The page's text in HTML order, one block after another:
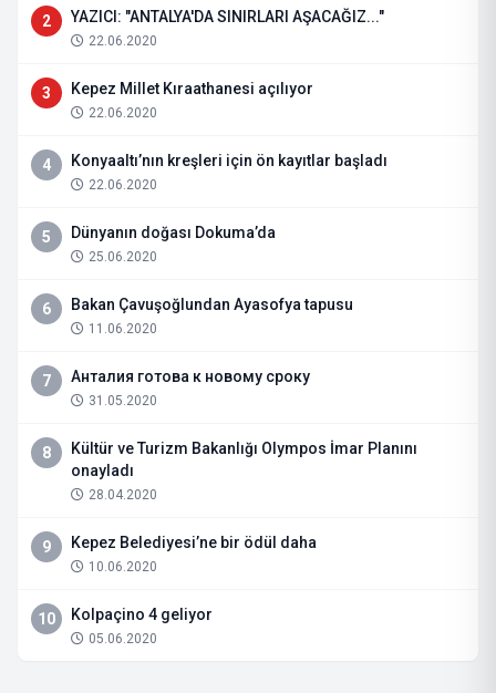
2 YAZICI: "ANTALYA'DA SINIRLARI AŞACAĞIZ..."
22.06.2020
3 Kepez Millet Kıraathanesi açılıyor
22.06.2020
4 Konyaaltı’nın kreşleri için ön kayıtlar başladı
22.06.2020
5 Dünyanın doğası Dokuma’da
25.06.2020
6 Bakan Çavuşoğlundan Ayasofya tapusu
11.06.2020
7 Анталия готова к новому сроку
31.05.2020
8
Kültür ve Turizm Bakanlığı Olympos İmar Planını
onayladı
28.04.2020
9 Kepez Belediyesi’ne bir ödül daha
10.06.2020
10 Kolpaçino 4 geliyor
05.06.2020